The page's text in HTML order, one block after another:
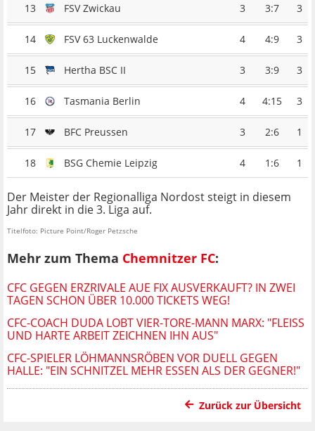
13 FSV Zwickau 3 3:7 3
14 FSV 63 Luckenwalde 4 4:9 3
15 Hertha BSC II 3 3:9 3
16 Tasmania Berlin 4 4:15 3
17 BFC Preussen 3 2:6 1
18 BSG Chemie Leipzig 4 1:6 1
Der Meister der Regionalliga Nordost steigt in diesem
Jahr direkt in die 3. Liga auf.
Titelfoto: Picture Point/Roger Petzsche
Mehr zum Thema Chemnitzer FC:
CFC GEGEN ERZRIVALE AUE FIX AUSVERKAUFT? IN ZWEI
TAGEN SCHON ÜBER 10.000 TICKETS WEG!
CFC-COACH DUDA LOBT VIER-TORE-MANN MARX: "FLEISS U
ND HARTE ARBEIT ZEICHNEN IHN AUS"
CFC-SPIELER LÖHMANNSRÖBEN VOR DUELL GEGEN
HALLE: "EIN SCHNITZEL MEHR ESSEN ALS DER GEGNER!"
Zurück zur Übersicht